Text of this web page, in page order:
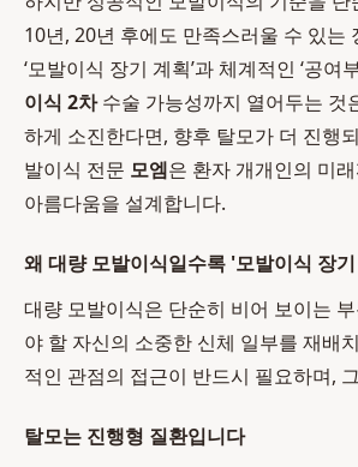
10년, 20년 후에도 만족스러울 수 있는
‘모발이식 장기 계획’과 체계적인 ‘공
이식 2차수술 가능성까지 열어두는 것
하게 소진한다면, 향후 탈모가 더 진행
발이식 전문 모엠은 환자 개개인의 미
아름다움을 설계합니다.
왜 대량 모발이식일수록 '모발이식 장
대량 모발이식은 단순히 비어 보이는
야 할 자신의 소중한 신체 일부를 재배
적인 관점의 접근이 반드시 필요하며,
탈모는 진행형 질환입니다